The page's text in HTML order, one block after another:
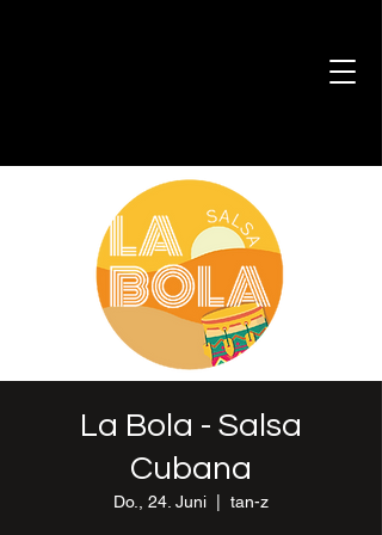
La Bola - Salsa
Cubana
Do., 24. Juni tan-z